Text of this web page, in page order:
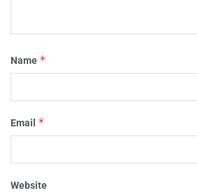
Name *
Email *
Website